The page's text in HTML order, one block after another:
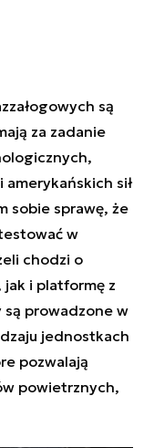
są
za zadanie
sił
sobie sprawę, że
w
chodzi o
i platformę z
są prowadzone w
jednostkach
pozwalają
powietrznych,